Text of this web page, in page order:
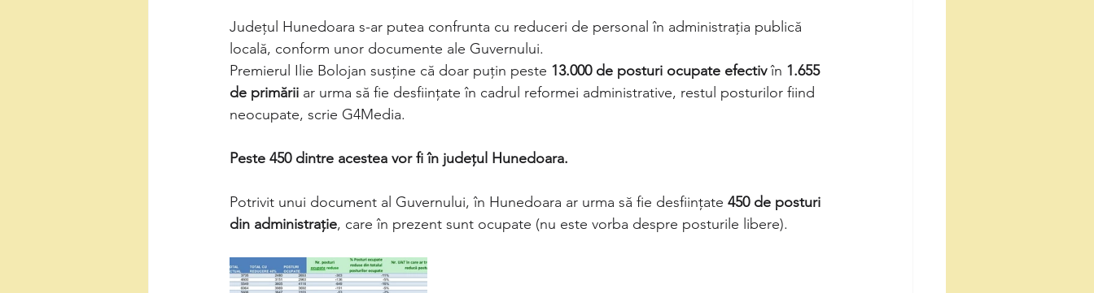
Județul Hunedoara s-ar putea confrunta cu reduceri de personal în administrația publică
locală, conform unor documente ale Guvernului.
Premierul Ilie Bolojan susține că doar puțin peste 13.000 de posturi ocupate efectiv în 1.655
de primării ar urma să fie desființate în cadrul reformei administrative, restul posturilor fiind
neocupate, scrie G4Media.
Peste 450 dintre acestea vor fi în județul Hunedoara.
Potrivit unui document al Guvernului, în Hunedoara ar urma să fie desființate 450 de posturi
din administrație, care în prezent sunt ocupate (nu este vorba despre posturile libere).